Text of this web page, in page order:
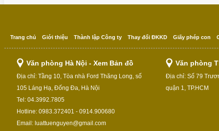
Trang chủ Giới thiệu Thành lập Công ty Thay đổi ĐKKD Giấy phép con
Văn phòng Hà Nội - Xem Bản đồ
Địa chỉ: Tầng 10, Tòa nhà Ford Thăng Long, số
105 Láng Hạ, Đống Đa, Hà Nội
Tel: 04.3992.7805
Hotline: 0983.372401 - 0914.900680
Email: luattuenguyen@gmail.com
Văn phòng
Địa chỉ: Số 79
quận 1, TP.HCM